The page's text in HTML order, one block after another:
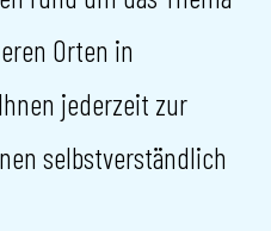
Orten in
jederzeit zur
selbstverständlich